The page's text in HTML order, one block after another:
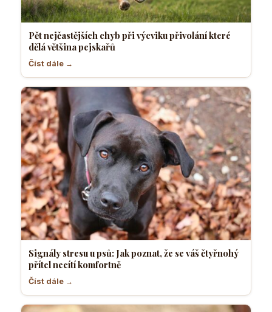
Pět nejčastějších chyb při výcviku přivolání které
dělá většina pejskařů
Číst dále →
Signály stresu u psů: Jak poznat, že se váš čtyřnohý
přítel necítí komfortně
Číst dále →